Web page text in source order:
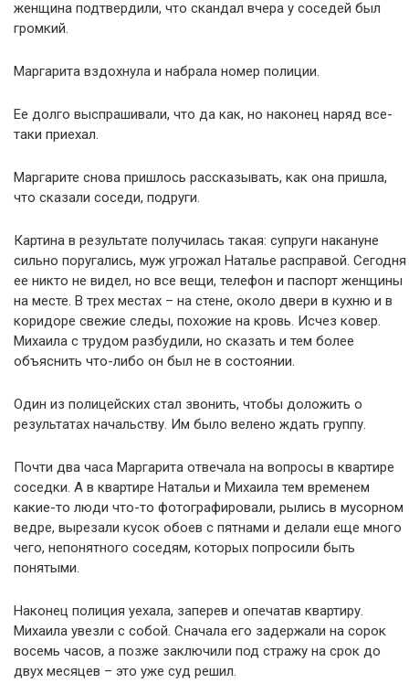
женщина подтвердили, что скандал вчера у соседей был
громкий.
Маргарита вздохнула и набрала номер полиции.
Ее долго выспрашивали, что да как, но наконец наряд все-
таки приехал.
Маргарите снова пришлось рассказывать, как она пришла,
что сказали соседи, подруги.
Картина в результате получилась такая: супруги накануне
сильно поругались, муж угрожал Наталье расправой. Сегодня
ее никто не видел, но все вещи, телефон и паспорт женщины
на месте. В трех местах – на стене, около двери в кухню и в
коридоре свежие следы, похожие на кровь. Исчез ковер.
Михаила с трудом разбудили, но сказать и тем более
объяснить что-либо он был не в состоянии.
Один из полицейских стал звонить, чтобы доложить о
результатах начальству. Им было велено ждать группу.
Почти два часа Маргарита отвечала на вопросы в квартире
соседки. А в квартире Натальи и Михаила тем временем
какие-то люди что-то фотографировали, рылись в мусорном
ведре, вырезали кусок обоев с пятнами и делали еще много
чего, непонятного соседям, которых попросили быть
понятыми.
Наконец полиция уехала, заперев и опечатав квартиру.
Михаила увезли с собой. Сначала его задержали на сорок
восемь часов, а позже заключили под стражу на срок до
двух месяцев – это уже суд решил.